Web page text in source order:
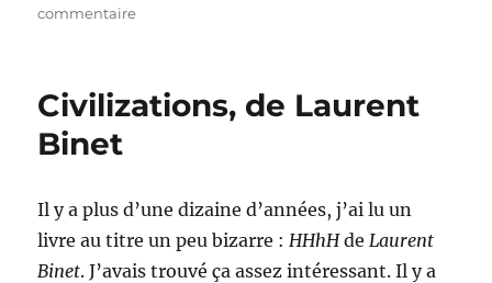
commentairesur
le
Civilizations, de Laurent
Binet
Il y a plus d’une dizaine d’années, j’ai lu un
livre au titre un peu bizarre :HHhHdeLaurent
Binet. J’avais trouvé ça assez intéressant. Il y a